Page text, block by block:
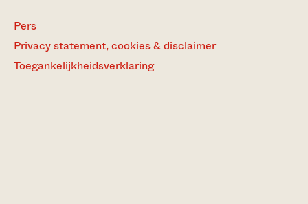
Pers
Privacy statement, cookies & disclaimer
Toegankelijkheidsverklaring